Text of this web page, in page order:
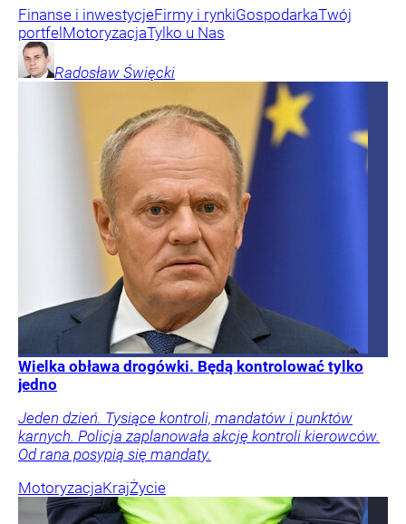
Finanse i inwestycjeFirmy i rynkiGospodarkaTwój
portfel MotoryzacjaTylko u Nas
Radosław Święcki
Wielka obława drogówki. Będą kontrolować tylko
jedno
Jeden dzień. Tysiące kontroli, mandatów i punktów
karnych. Policja zaplanowała akcję kontroli kierowców.
Od rana posypią się mandaty.
MotoryzacjaKrajŻycie